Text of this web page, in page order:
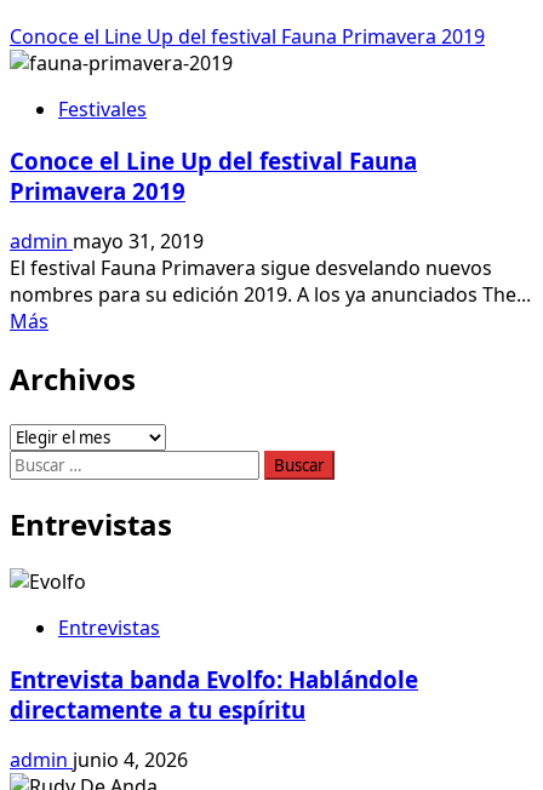
Conoce el Line Up del festival Fauna Primavera 2019
Festivales
Conoce el Line Up del festival Fauna
Primavera 2019
admin mayo 31, 2019
El festival Fauna Primavera sigue desvelando nuevos
nombres para su edición 2019. A los ya anunciados The...
Más
acerca
Conoce
el
Line
del
Fauna
2019
Archivos
Archivos
Buscar:
Entrevistas
Entrevistas
Entrevista banda Evolfo: Hablándole
directamente a tu espíritu
admin junio 4, 2026